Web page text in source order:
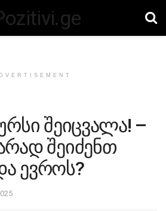
შეიცვალა! –
შეიძენთ
ევროს?